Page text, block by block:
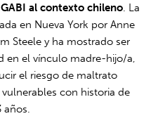
al contexto chileno . La
en Nueva York por Anne
Steele y ha mostrado ser
en el vínculo madre-hijo/a,
el riesgo de maltrato
con historia de